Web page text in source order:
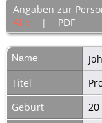
Angaben zur
Alle | PDF
Name
Titel
Geburt
20